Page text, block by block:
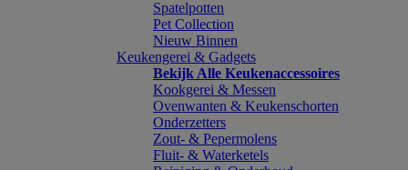
Spatelpotten
Pet Collection
Nieuw Binnen
Keukengerei & Gadgets
Bekijk Alle Keukenaccessoires
Kookgerei & Messen
Ovenwanten & Keukenschorten
Onderzetters
Zout- & Pepermolens
Fluit- & Waterketels